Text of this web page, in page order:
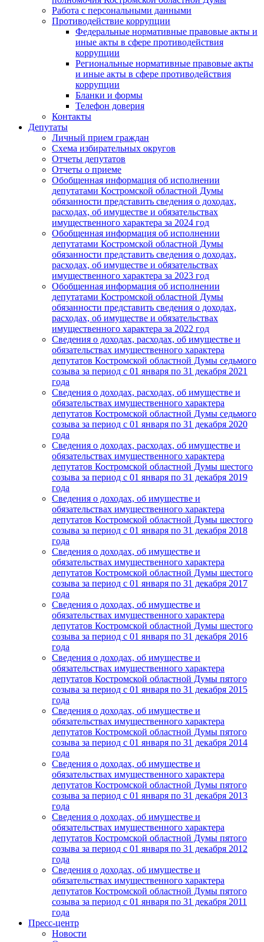
Работа с персональными данными
Противодействие коррупции
Федеральные нормативные правовые акты и
иные акты в сфере противодействия
коррупции
Региональные нормативные правовые акты
и иные акты в сфере противодействия
коррупции
Бланки и формы
Телефон доверия
Контакты
Депутаты
Личный прием граждан
Схема избирательных округов
Отчеты депутатов
Отчеты о приеме
Обобщенная информация об исполнении
депутатами Костромской областной Думы
обязанности представить сведения о доходах,
расходах, об имуществе и обязательствах
имущественного характера за 2024 год
Обобщенная информация об исполнении
депутатами Костромской областной Думы
обязанности представить сведения о доходах,
расходах, об имуществе и обязательствах
имущественного характера за 2023 год
Обобщенная информация об исполнении
депутатами Костромской областной Думы
обязанности представить сведения о доходах,
расходах, об имуществе и обязательствах
имущественного характера за 2022 год
Сведения о доходах, расходах, об имуществе и
обязательствах имущественного характера
депутатов Костромской областной Думы седьмого
созыва за период с 01 января по 31 декабря 2021
года
Сведения о доходах, расходах, об имуществе и
обязательствах имущественного характера
депутатов Костромской областной Думы седьмого
созыва за период с 01 января по 31 декабря 2020
года
Сведения о доходах, расходах, об имуществе и
обязательствах имущественного характера
депутатов Костромской областной Думы шестого
созыва за период с 01 января по 31 декабря 2019
года
Сведения о доходах, об имуществе и
обязательствах имущественного характера
депутатов Костромской областной Думы шестого
созыва за период с 01 января по 31 декабря 2018
года
Сведения о доходах, об имуществе и
обязательствах имущественного характера
депутатов Костромской областной Думы шестого
созыва за период с 01 января по 31 декабря 2017
года
Сведения о доходах, об имуществе и
обязательствах имущественного характера
депутатов Костромской областной Думы шестого
созыва за период с 01 января по 31 декабря 2016
года
Сведения о доходах, об имуществе и
обязательствах имущественного характера
депутатов Костромской областной Думы пятого
созыва за период с 01 января по 31 декабря 2015
года
Сведения о доходах, об имуществе и
обязательствах имущественного характера
депутатов Костромской областной Думы пятого
созыва за период с 01 января по 31 декабря 2014
года
Сведения о доходах, об имуществе и
обязательствах имущественного характера
депутатов Костромской областной Думы пятого
созыва за период с 01 января по 31 декабря 2013
года
Сведения о доходах, об имуществе и
обязательствах имущественного характера
депутатов Костромской областной Думы пятого
созыва за период с 01 января по 31 декабря 2012
года
Сведения о доходах, об имуществе и
обязательствах имущественного характера
депутатов Костромской областной Думы пятого
созыва за период с 01 января по 31 декабря 2011
года
Пресс-центр
Новости